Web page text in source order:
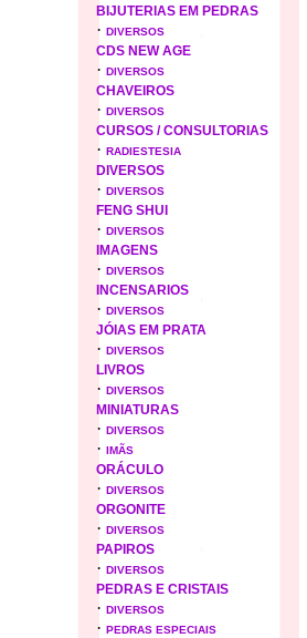
BIJUTERIAS EM PEDRAS
· DIVERSOS
CDS NEW AGE
· DIVERSOS
CHAVEIROS
· DIVERSOS
CURSOS / CONSULTORIAS
· RADIESTESIA
DIVERSOS
· DIVERSOS
FENG SHUI
· DIVERSOS
IMAGENS
· DIVERSOS
INCENSARIOS
· DIVERSOS
JÓIAS EM PRATA
· DIVERSOS
LIVROS
· DIVERSOS
MINIATURAS
· DIVERSOS
· IMÃS
ORÁCULO
· DIVERSOS
ORGONITE
· DIVERSOS
PAPIROS
· DIVERSOS
PEDRAS E CRISTAIS
· DIVERSOS
· PEDRAS ESPECIAIS